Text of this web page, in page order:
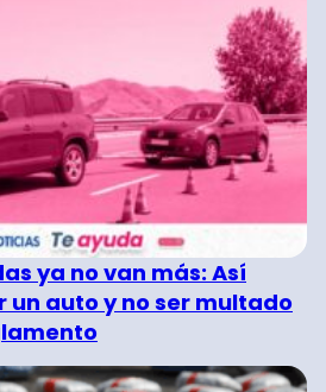
ya no van más: Así
un auto y no ser multado